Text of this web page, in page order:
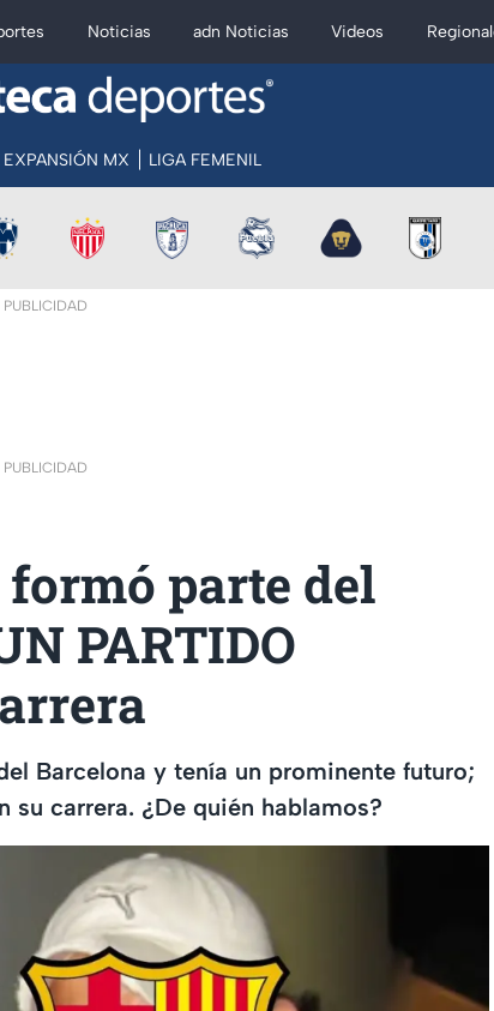
Noticias adn Noticias Videos
EXPANSIÓN MX LIGA FEMENIL
PUBLICIDAD
PUBLICIDAD
parte del
PARTIDO
Barcelona y tenía un prominente futuro;
carrera. ¿De quién hablamos?